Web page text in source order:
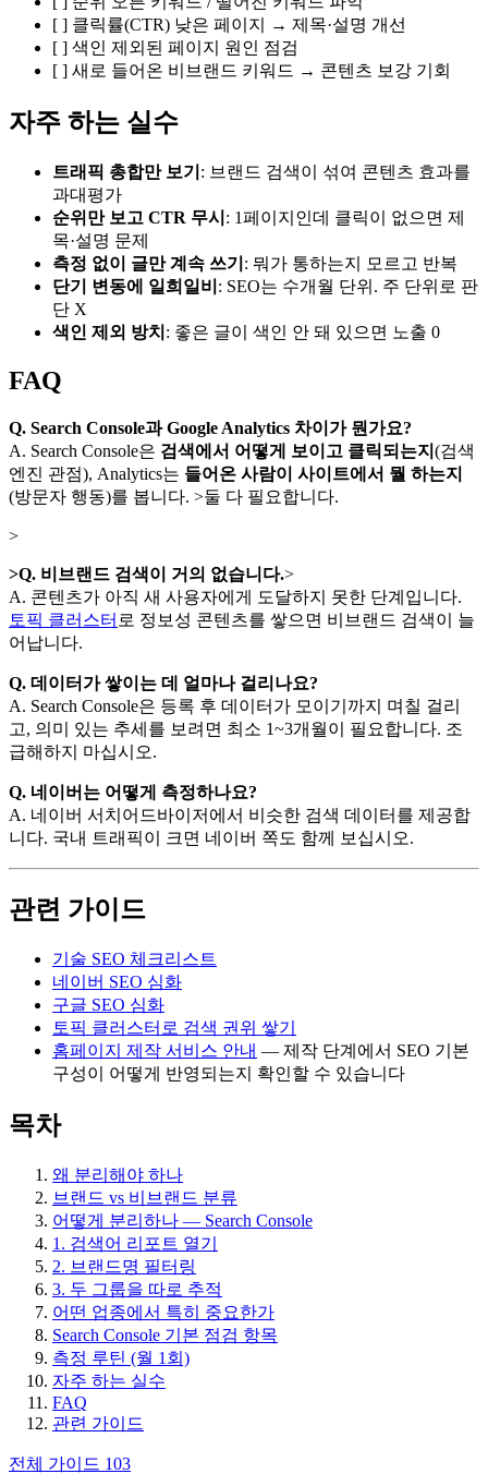
[ ] 클릭률(CTR) 낮은 페이지 → 제목·설명 개선
[ ] 색인 제외된 페이지 원인 점검
[ ] 새로 들어온 비브랜드 키워드 → 콘텐츠 보강 기회
자주 하는 실수
트래픽 총합만 보기 : 브랜드 검색이 섞여 콘텐츠 효과를
과대평가
순위만 보고 CTR 무시 : 1페이지인데 클릭이 없으면 제
목·설명 문제
측정 없이 글만 계속 쓰기 : 뭐가 통하는지 모르고 반복
단기 변동에 일희일비 : SEO는 수개월 단위. 주 단위로 판
단 X
색인 제외 방치 : 좋은 글이 색인 안 돼 있으면 노출 0
FAQ
Q. Search Console과 Google Analytics 차이가 뭔가요?
A. Search Console은 검색에서 어떻게 보이고 클릭되는지 (검색
엔진 관점), Analytics는 들어온 사람이 사이트에서 뭘 하는지
(방문자 행동)를 봅니다. >둘 다 필요합니다.
>
>Q. 비브랜드 검색이 거의 없습니다.>
A. 콘텐츠가 아직 새 사용자에게 도달하지 못한 단계입니다.
토픽 클러스터 로 정보성 콘텐츠를 쌓으면 비브랜드 검색이 늘
어납니다.
Q. 데이터가 쌓이는 데 얼마나 걸리나요?
A. Search Console은 등록 후 데이터가 모이기까지 며칠 걸리
고, 의미 있는 추세를 보려면 최소 1~3개월이 필요합니다. 조
급해하지 마십시오.
Q. 네이버는 어떻게 측정하나요?
A. 네이버 서치어드바이저에서 비슷한 검색 데이터를 제공합
니다. 국내 트래픽이 크면 네이버 쪽도 함께 보십시오.
관련 가이드
기술 SEO 체크리스트
네이버 SEO 심화
구글 SEO 심화
토픽 클러스터로 검색 권위 쌓기
홈페이지 제작 서비스 안내 — 제작 단계에서 SEO 기본
구성이 어떻게 반영되는지 확인할 수 있습니다
목차
왜 분리해야 하나
브랜드 vs 비브랜드 분류
어떻게 분리하나 — Search Console
1. 검색어 리포트 열기
2. 브랜드명 필터링
3. 두 그룹을 따로 추적
어떤 업종에서 특히 중요한가
Search Console 기본 점검 항목
측정 루틴 (월 1회)
자주 하는 실수
FAQ
관련 가이드
전체 가이드 103